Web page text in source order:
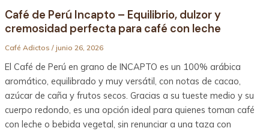
Café de Perú Incapto – Equilibrio, dulzor y
cremosidad perfecta para café con leche
Café Adictos / junio 26, 2026
El Café de Perú en grano de INCAPTO es un 100% arábica
aromático, equilibrado y muy versátil, con notas de cacao,
azúcar de caña y frutos secos. Gracias a su tueste medio y su
cuerpo redondo, es una opción ideal para quienes toman café
con leche o bebida vegetal, sin renunciar a una taza con